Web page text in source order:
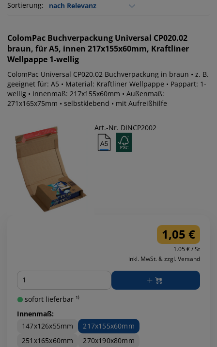
Sortierung:
ColomPac Buchverpackung Universal CP020.02
braun, für A5, innen 217x155x60mm, Kraftliner
Wellpappe 1-wellig
ColomPac Universal CP020.02 Buchverpackung in braun • z. B.
geeignet für: A5 • Material: Kraftliner Wellpappe • Pappart: 1-
wellig • Innenmaß: 217x155x60mm • Außenmaß:
271x165x75mm • selbstklebend • mit Aufreißhilfe
Art.-Nr. DINCP2002
1,05 €
1.05 € / St
inkl. MwSt. & zzgl. Versand
Menge
sofort lieferbar ¹⁾
Innenmaß:
147x126x55mm
217x155x60mm
251x165x60mm
270x190x80mm